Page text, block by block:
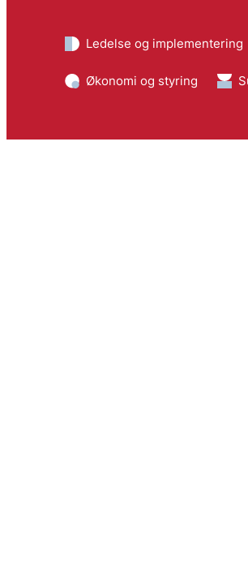
Ledelse og implementering
Økonomi og styring